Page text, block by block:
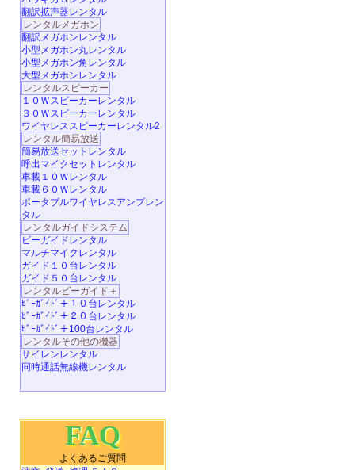
翻訳拡声器レンタル
レンタルメガホン
翻訳メガホンレンタル
小型メガホン丸レンタル
小型メガホン角レンタル
大型メガホンレンタル
レンタルスピーカー
１０Ｗスピーカーレンタル
３０Ｗスピーカーレンタル
ワイヤレススピーカーレンタル2
レンタル簡易放送
簡易放送セットレンタル
呼出マイクセットレンタル
車載１０Ｗレンタル
車載６０Ｗレンタル
ポータブルワイヤレスアンプレン
タル
レンタルガイドシステム
ビーガイドレンタル
マルチマイクレンタル
ガイド１０台レンタル
ガイド５０台レンタル
レンタルビーガイド＋
ﾋﾞｰｶﾞｲﾄﾞ＋１０台レンタル
ﾋﾞｰｶﾞｲﾄﾞ＋２０台レンタル
ﾋﾞｰｶﾞｲﾄﾞ＋100台レンタル
レンタルその他の機器
サイレンレンタル
同時通話無線機レンタル
FAQ
よくあるご質問